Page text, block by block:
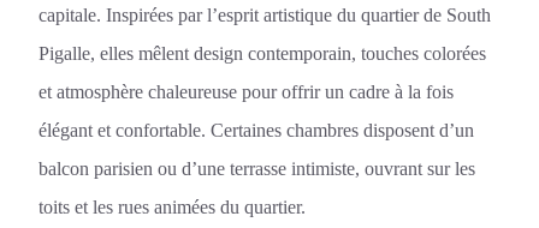
capitale. Inspirées par l’esprit artistique du quartier de South
Pigalle, elles mêlent design contemporain, touches colorées
et atmosphère chaleureuse pour offrir un cadre à la fois
élégant et confortable. Certaines chambres disposent d’un
balcon parisien ou d’une terrasse intimiste, ouvrant sur les
toits et les rues animées du quartier.
Les Matins de Paris
Chambres
Services